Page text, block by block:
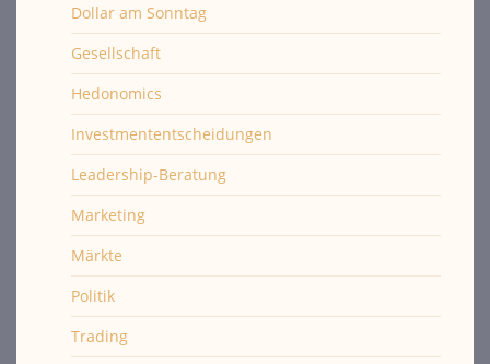
Dollar am Sonntag
Gesellschaft
Hedonomics
Investmententscheidungen
Leadership-Beratung
Marketing
Märkte
Politik
Trading